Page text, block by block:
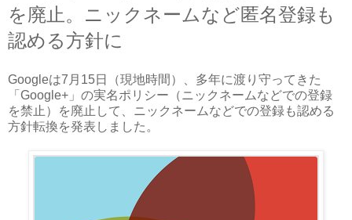
を廃止。ニックネームなど匿名登録も
認める方針に
Googleは7月15日（現地時間）、多年に渡り守ってきた
「Google+」の実名ポリシー（ニックネームなどでの登録
を禁止）を廃止して、ニックネームなどでの登録も認める
方針転換を発表しました。